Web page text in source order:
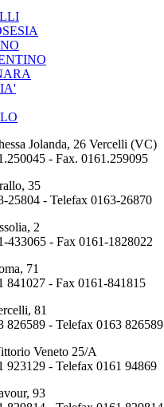
Jolanda, 26 Vercelli (VC)
- Fax. 0161.259095
35
25804 - Telefax 0163-26870
2
433065 - Fax 0161-1828022
71
841027 - Fax 0161-841815
81
826589 - Telefax 0163 826589
Veneto 25/A
923129 - Telefax 0161 94869
93